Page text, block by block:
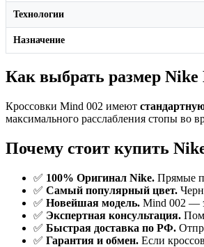
Технологии
Назначение
Как выбрать размер
Кроссовки Mind 002 имеют
максимального расслабления стопы во
Почему стоит купить
✅ 100% Оригинал Nike. Прямые
✅ Самый популярный цвет.
✅ Новейшая модель. Mind 002 —
✅ Экспертная консультация.
✅ Быстрая доставка по РФ.
✅ Гарантия и обмен. Если